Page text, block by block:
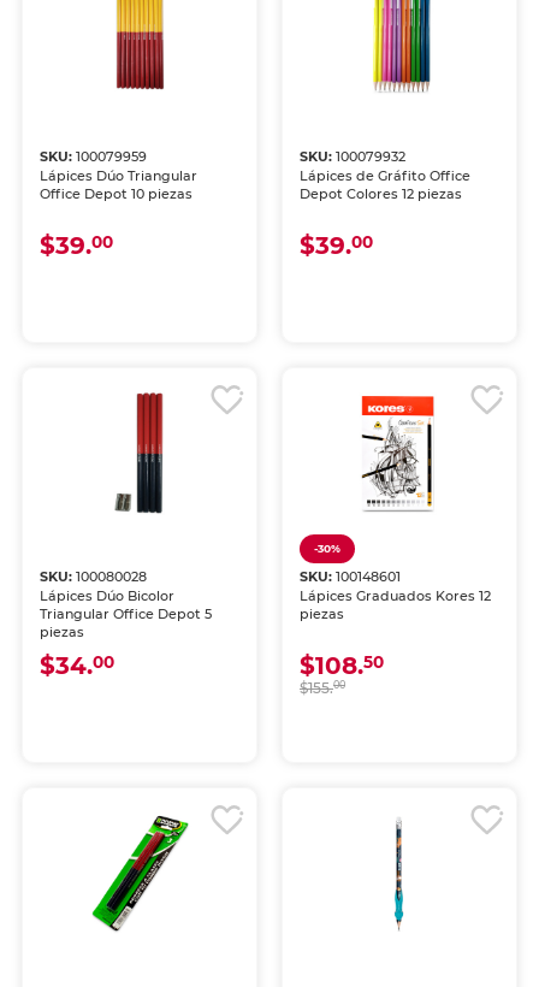
SKU:100079959
Lápices Dúo Triangular
Office Depot 10 piezas
$39.00
SKU: 100079932
Lápices de Gráfito Office
Depot Colores 12 piezas
$39.00
SKU:100080028
Lápices Dúo Bicolor
Triangular Office Depot 5
piezas
$34.00
-30%
SKU: 100148601
Lápices Graduados Kores 12
piezas
$108.50
$155.00